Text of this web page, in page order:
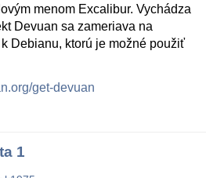
menom Excalibur. Vychádza
Devuan sa zameriava na
Debianu, ktorú je možné použiť
get-devuan
1